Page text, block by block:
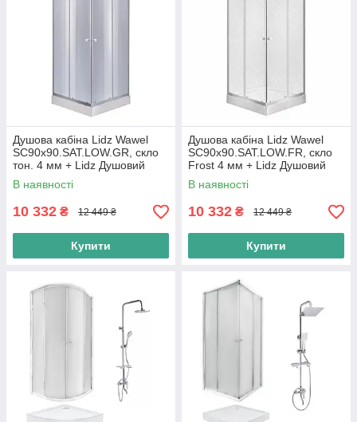
Душова кабіна Lidz Wawel
SC90x90.SAT.LOW.GR, скло
тон. 4 мм + Lidz Душовий
піддон KAPIELKA ST90x90х14
В наявності
10 332 ₴ 12 449 ₴
Купити
Душова кабіна Lidz Wawel
SC90x90.SAT.LOW.FR, скло
Frost 4 мм + Lidz Душовий
піддон KAPIELKA ST90x90х14
В наявності
10 332 ₴ 12 449 ₴
Купити